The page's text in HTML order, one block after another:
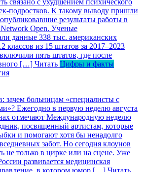
подростков. К такому выводу пришли
результаты работы в
Open. Ученые
данные 338 тыс. американских
классов из 15 штатов за 2017–2023
пять штатов, где после
[…] Читать Цифры и факты
зачем больницам «специалисты с
Ежегодно в первую неделю августа
отмечают Международную неделю
посвященный артистам, которые
и помогают хотя бы ненадолго
забот. Но сегодня клоунов
не только в цирке или на сцене. Уже
развивается медицинская
в котором юмор […] Читать